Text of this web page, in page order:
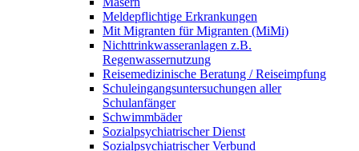
Meldepflichtige Erkrankungen
Mit Migranten für Migranten (MiMi)
Nichttrinkwasseranlagen z.B.
Regenwassernutzung
Reisemedizinische Beratung / Reiseimpfung
Schuleingangsuntersuchungen aller
Schulanfänger
Schwimmbäder
Sozialpsychiatrischer Dienst
Sozialpsychiatrischer Verbund